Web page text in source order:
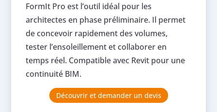
FormIt Pro est l’outil idéal pour les
architectes en phase préliminaire. Il permet
de concevoir rapidement des volumes,
tester l’ensoleillement et collaborer en
temps réel. Compatible avec Revit pour une
continuité BIM.
Découvrir et demander un devis